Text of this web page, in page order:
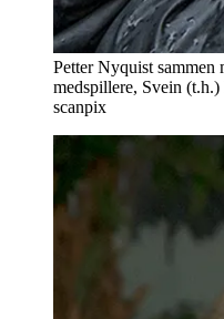
Petter Nyquist sammen
medspillere, Svein
scanpix